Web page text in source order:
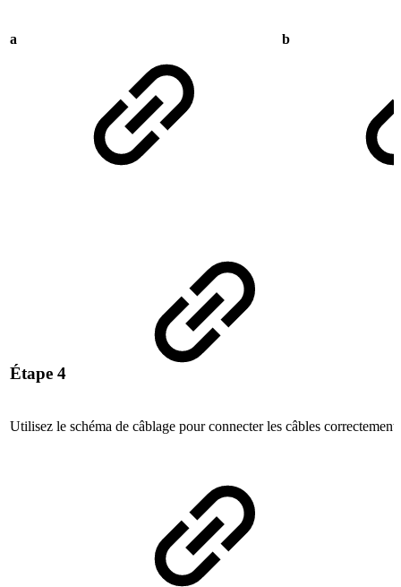
a b
Étape 4
Utilisez le schéma de câblage pour connecter les câbles correctement.